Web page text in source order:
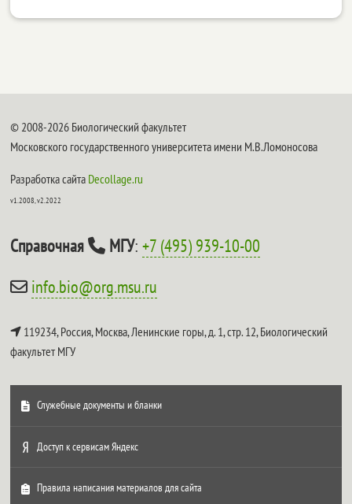
© 2008-2026 Биологический факультет
Московского государственного университета имени М.В.Ломоносова
Разработка сайта Decollage.ru
v1.2008, v2.2022
Справочная МГУ:+7 (495) 939-10-00
info.bio@org.msu.ru
119234, Россия, Москва, Ленинские горы, д. 1, стр. 12,Биологический
факультет МГУ
Служебные документы и бланки
Доступ к сервисам Яндекс
Правила написания материалов для сайта